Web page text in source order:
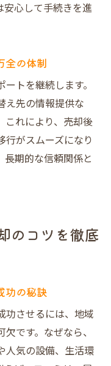
心して手続きを進
全の体制
トを継続します。
え先の情報提供な
これにより、売却後
行がスムーズになり
期的な信頼関係と
のコツを徹底
功の秘訣
功させるには、地域
です。なぜなら、
人気の設備、生活環